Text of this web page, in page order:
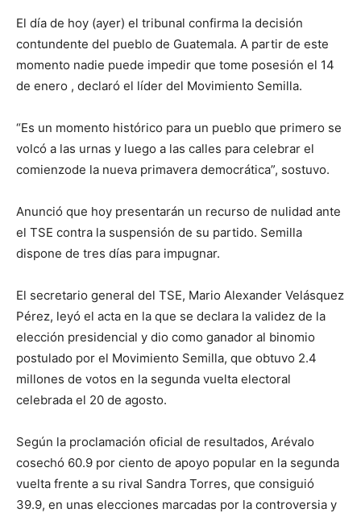
El día de hoy (ayer) el tribunal confirma la decisión
contundente del pueblo de Guatemala. A partir de este
momento nadie puede impedir que tome posesión el 14
de enero , declaró el líder del Movimiento Semilla.
“Es un momento histórico para un pueblo que primero se
volcó a las urnas y luego a las calles para celebrar el
comienzode la nueva primavera democrática”, sostuvo.
Anunció que hoy presentarán un recurso de nulidad ante
el TSE contra la suspensión de su partido. Semilla
dispone de tres días para impugnar.
El secretario general del TSE, Mario Alexander Velásquez
Pérez, leyó el acta en la que se declara la validez de la
elección presidencial y dio como ganador al binomio
postulado por el Movimiento Semilla, que obtuvo 2.4
millones de votos en la segunda vuelta electoral
celebrada el 20 de agosto.
Según la proclamación oficial de resultados, Arévalo
cosechó 60.9 por ciento de apoyo popular en la segunda
vuelta frente a su rival Sandra Torres, que consiguió
39.9, en unas elecciones marcadas por la controversia y